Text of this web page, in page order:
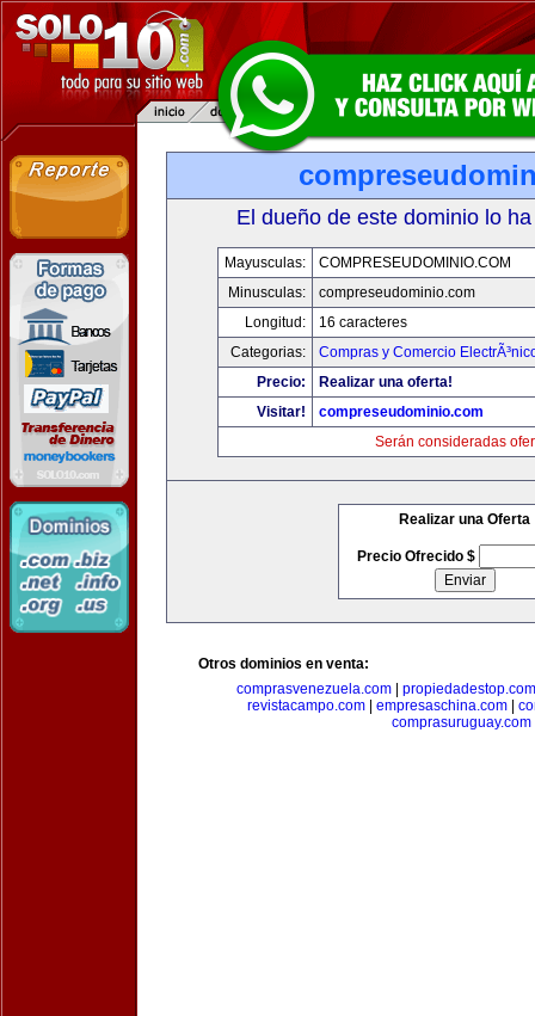
El dueño de este dominio lo
Mayusculas:
COMPRESEUDOMINIO.COM
Minusculas:
compreseudominio.com
Longitud:
16 caracteres
Categorias:
Compras y Comercio
Precio:
Realizar una oferta!
Visitar!
compreseudominio.com
Serán consideradas
Realizar una Oferta
Precio Ofrecido $
Otros dominios en venta:
comprasvenezuela.com
propiedadestop.com
revistacampo.com
empresaschina.com
comprasuruguay.com